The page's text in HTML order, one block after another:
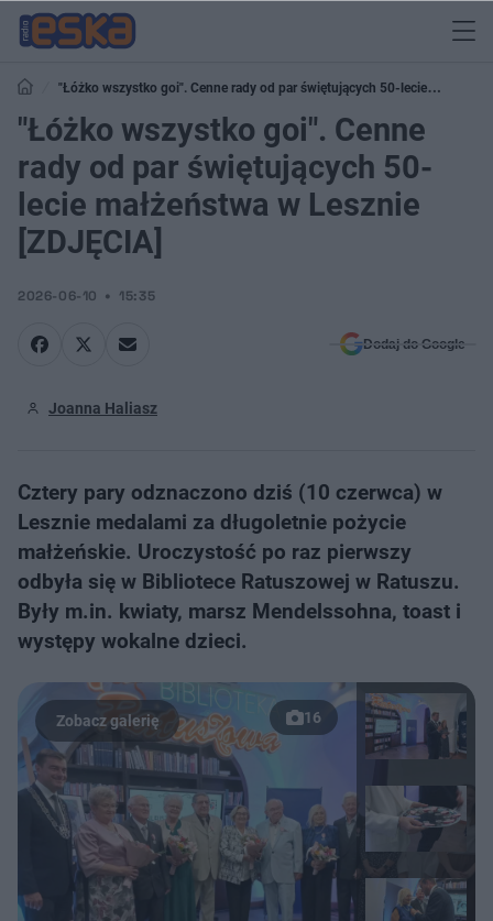
"Łóżko wszystko goi". Cenne rady od par świętujących 50-lecie
małżeństwa w Lesznie [ZDJĘCIA]
"Łóżko wszystko goi". Cenne
rady od par świętujących 50-
lecie małżeństwa w Lesznie
[ZDJĘCIA]
2026-06-10 15:35
Dodaj do Google
Joanna Haliasz
Cztery pary odznaczono dziś (10 czerwca) w
Lesznie medalami za długoletnie pożycie
małżeńskie. Uroczystość po raz pierwszy
odbyła się w Bibliotece Ratuszowej w Ratuszu.
Były m.in. kwiaty, marsz Mendelssohna, toast i
występy wokalne dzieci.
16